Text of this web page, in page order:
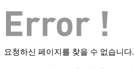
요청하신 페이지를 찾을 수 없습니다.